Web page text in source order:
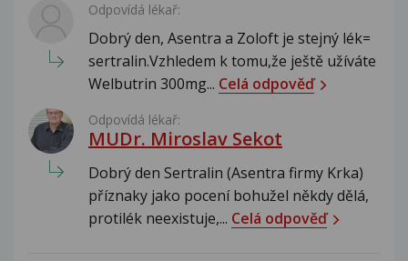
Odpovídá lékař:
Dobrý den, Asentra a Zoloft je stejný lék=
sertralin.Vzhledem k tomu,že ještě užíváte
Welbutrin 300mg... Celá odpověď
Odpovídá lékař:
MUDr. Miroslav Sekot
Dobrý den Sertralin (Asentra firmy Krka)
příznaky jako pocení bohužel někdy dělá,
protilék neexistuje,... Celá odpověď